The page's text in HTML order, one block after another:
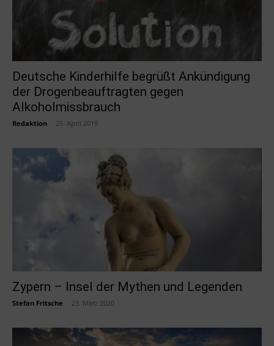
Deutsche Kinderhilfe begrüßt Ankündigung
der Drogenbeauftragten gegen
Alkoholmissbrauch
Redaktion 25. April 2019
Zypern – Insel der Mythen und Legenden
Stefan Fritsche 23. März 2020